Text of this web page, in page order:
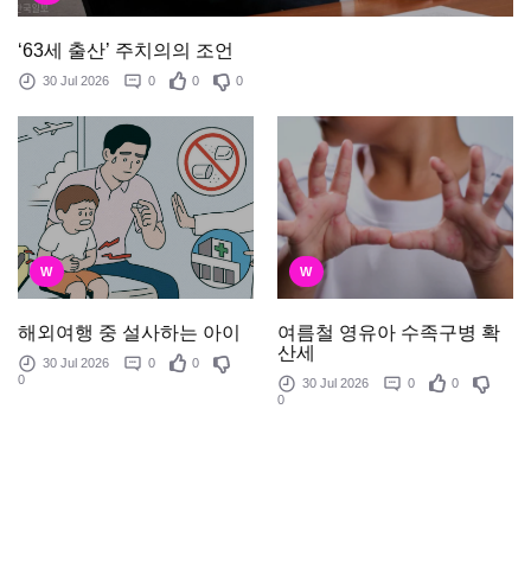
‘63세 출산’ 주치의의 조언
30 Jul 2026 0 0 0
W
해외여행 중 설사하는 아이
30 Jul 2026 0
0
0
W
여름철 영유아 수족구병 확
산세
30 Jul 2026 0
0
0